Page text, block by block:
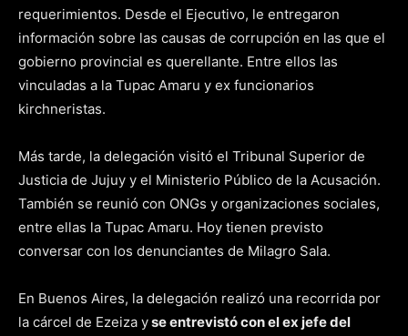
requerimientos. Desde el Ejecutivo, le entregaron
información sobre las causas de corrupción en las que el
gobierno provincial es querellante. Entre ellos las
vinculadas a la Tupac Amaru y ex funcionarios
kirchneristas.
Más tarde, la delegación visitó el Tribunal Superior de
Justicia de Jujuy y el Ministerio Público de la Acusación.
También se reunió con ONGs y organizaciones sociales,
entre ellas la Tupac Amaru. Hoy tienen previsto
conversar con los denunciantes de Milagro Sala.
En Buenos Aires, la delegación realizó una recorrida por
la cárcel de Ezeiza yse entrevistó con el ex jefe del